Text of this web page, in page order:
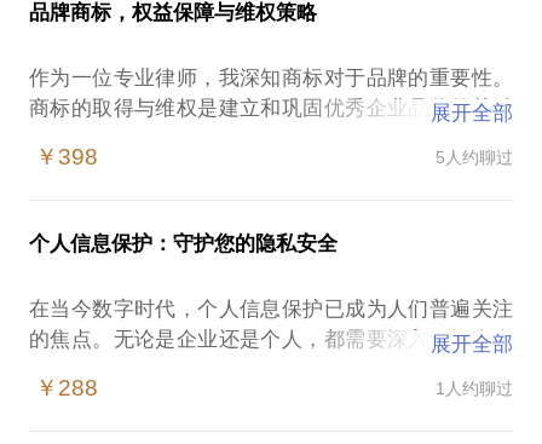
你是否常常为股权问题困扰不已？在创业思路成型、
虑：
- 在准备合伙创业、招募志同道合的伙伴时，因股权
人的贡献差异逐渐显现，股权分配已经对团队士气造
梦想；
- 面临投资人的兴趣，却不知如何选择合适的投资
人，确定适当的估值，也无法准确判断出让多少股
权；
品牌商标，权益保障与维权策略
作为一位专业律师，我深知商标对于品牌的重要性。
商标的取得与维权是建立和巩固优秀企业品牌的关键
使用、许可和维权才是至关重要的。
🔍 策略性商标注册：确保经济且有效的权益保护
类别，既能经济高效，又能有效保护您的权益？我将
为您提供专业指导，确保您做出明智的商标注册决
策，为品牌构建坚实的法律基础。
展开全部
￥398 5人约聊过
个人信息保护：守护您的隐私安全
在当今数字时代，个人信息保护已成为人们普遍关注
的焦点。无论是企业还是个人，都需要深入了解个人
害的方法。
展开全部
￥288 1人约聊过